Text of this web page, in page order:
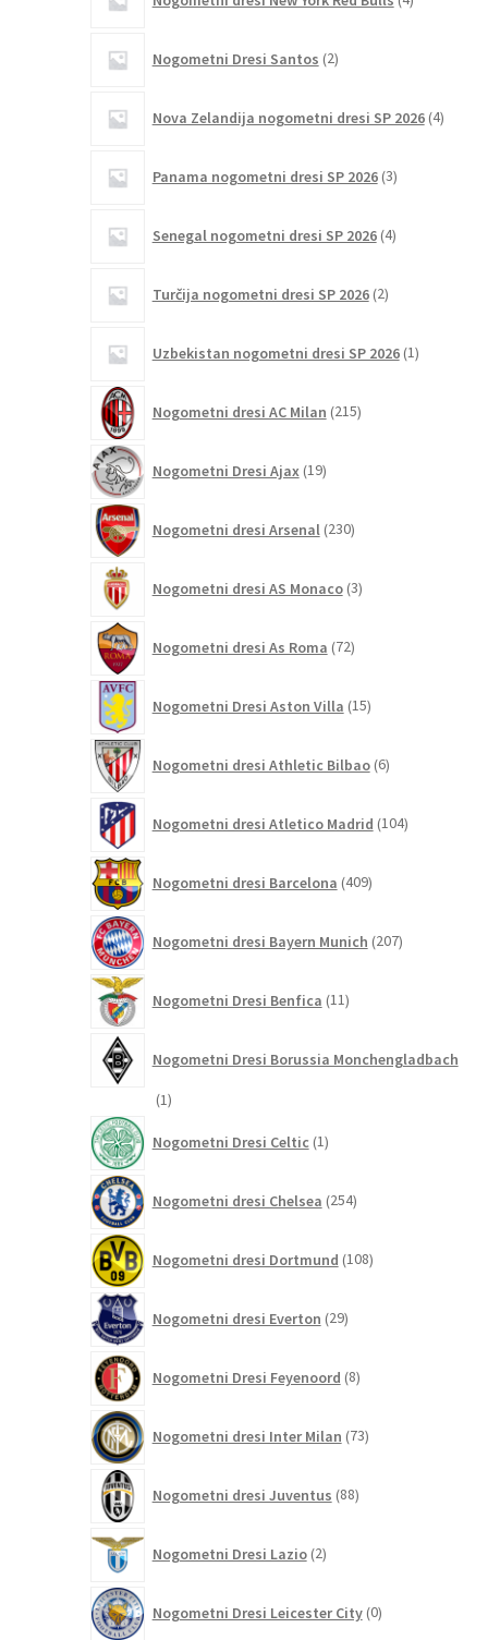
izdelki
Nogometni Dresi Santos 2izdelka
Nova Zelandija nogometni dresi SP 2026 4izdelki
Panama nogometni dresi SP 2026 3izdelki
Senegal nogometni dresi SP 2026 4izdelki
Turčija nogometni dresi SP 2026 2izdelka
Uzbekistan nogometni dresi SP 2026 1izdelek
Nogometni dresi AC Milan 215izdelkov
Nogometni Dresi Ajax 19izdelkov
Nogometni dresi Arsenal 230izdelkov
Nogometni dresi AS Monaco 3izdelki
Nogometni dresi As Roma 72izdelkov
Nogometni Dresi Aston Villa 15izdelkov
Nogometni dresi Athletic Bilbao 6izdelkov
Nogometni dresi Atletico Madrid 104izdelki
Nogometni dresi Barcelona 409izdelkov
Nogometni dresi Bayern Munich 207izdelkov
Nogometni Dresi Benfica 11izdelkov
Nogometni Dresi Borussia Monchengladbach
11
Nogometni Dresi Celtic 1izdelek
Nogometni dresi Chelsea 254izdelkov
Nogometni dresi Dortmund 108izdelkov
Nogometni dresi Everton 29izdelkov
Nogometni Dresi Feyenoord 8izdelkov
Nogometni dresi Inter Milan 73izdelkov
Nogometni dresi Juventus 88izdelkov
Nogometni Dresi Lazio 2izdelka
Nogometni Dresi Leicester City 0izdelkov